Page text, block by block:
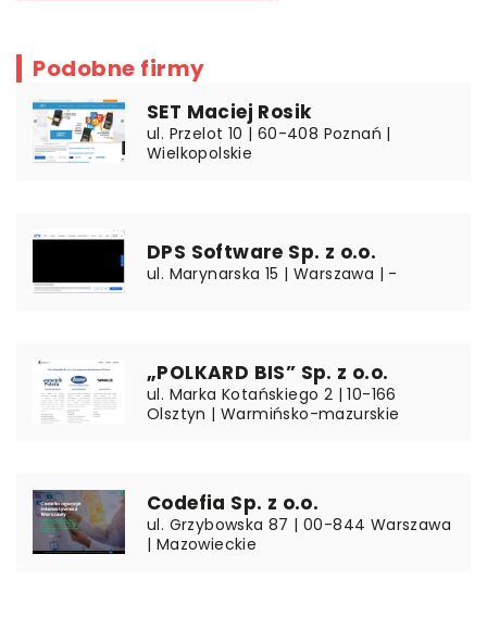
Podobne firmy
SET Maciej Rosik
ul. Przelot 10 | 60-408 Poznań |
Wielkopolskie
DPS Software Sp. z o.o.
ul. Marynarska 15 | Warszawa | -
„POLKARD BIS” Sp. z o.o.
ul. Marka Kotańskiego 2 | 10-166
Olsztyn | Warmińsko-mazurskie
Codefia Sp. z o.o.
ul. Grzybowska 87 | 00-844 Warszawa
| Mazowieckie